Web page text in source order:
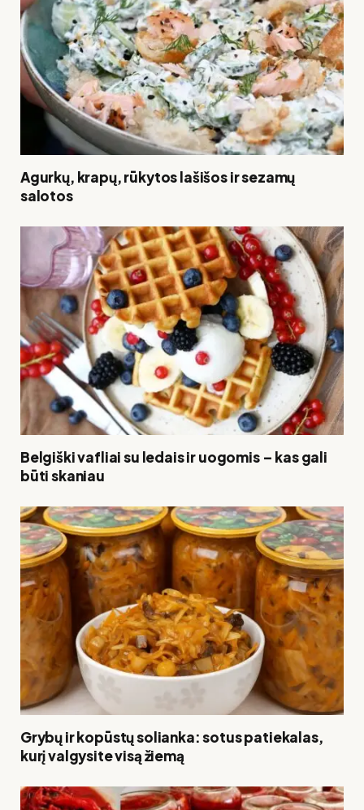
Agurkų, krapų, rūkytos lašišos ir sezamų
salotos
Belgiški vafliai su ledais ir uogomis – kas gali
būti skaniau
Grybų ir kopūstų solianka: sotus patiekalas,
kurį valgysite visą žiemą